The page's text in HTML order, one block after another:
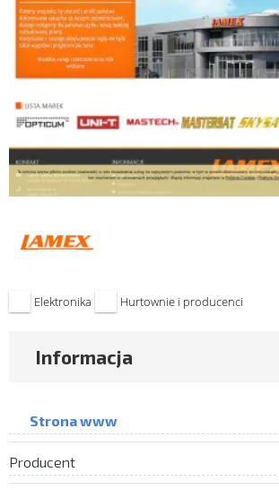
Elektronika Hurtownie i producenci
Informacja
Strona www
Producent